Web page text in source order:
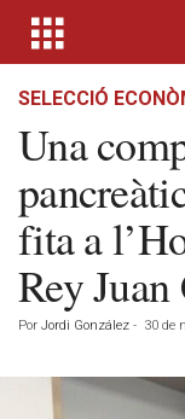
SELECCIÓ
Una
fita a
Rey Juan
Por Jordi González - 30 de